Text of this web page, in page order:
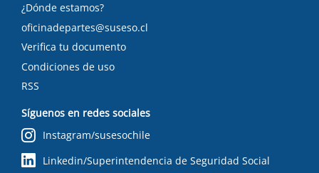
¿Dónde estamos?
oficinadepartes@suseso.cl
Verifica tu documento
Condiciones de uso
RSS
Síguenos en redes sociales
Instagram/susesochile
Linkedin/Superintendencia de Seguridad Social